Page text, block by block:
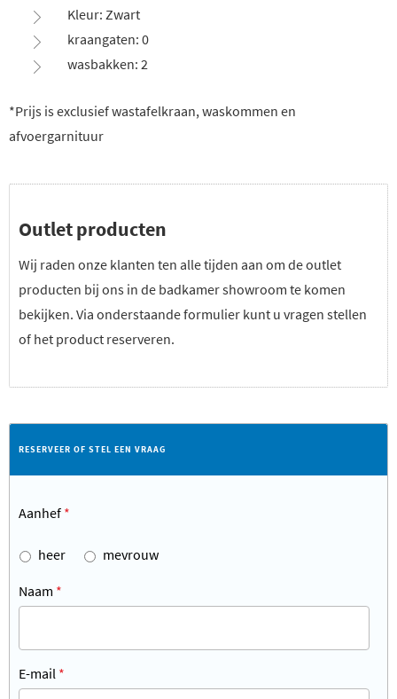
Kleur: Zwart
kraangaten: 0
wasbakken: 2
*Prijs is exclusief wastafelkraan, waskommen en
afvoergarnituur
Outlet producten
Wij raden onze klanten ten alle tijden aan om de outlet
producten bij ons in de badkamer showroom te komen
bekijken. Via onderstaande formulier kunt u vragen stellen
of het product reserveren.
RESERVEER OF STEL EEN VRAAG
Aanhef *
heer mevrouw
Naam *
E-mail *